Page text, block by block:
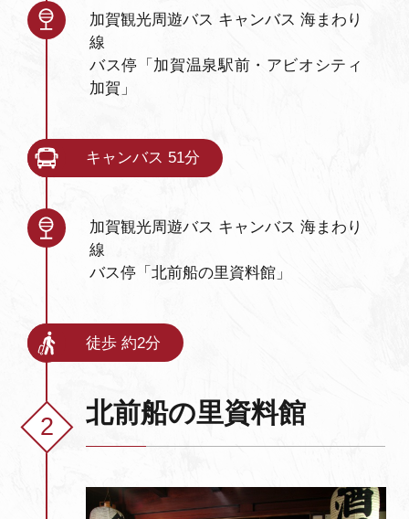
加賀観光周遊バス キャンバス 海まわり
線
バス停「加賀温泉駅前・アビオシティ
加賀」
キャンバス 51分
加賀観光周遊バス キャンバス 海まわり
線
バス停「北前船の里資料館」
徒歩 約2分
北前船の里資料館